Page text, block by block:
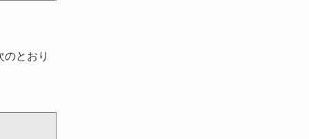
とおり